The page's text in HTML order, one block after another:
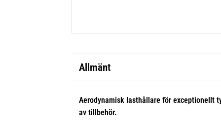
Allmänt
Aerodynamisk lasthållare för exceptionellt
av tillbehör.